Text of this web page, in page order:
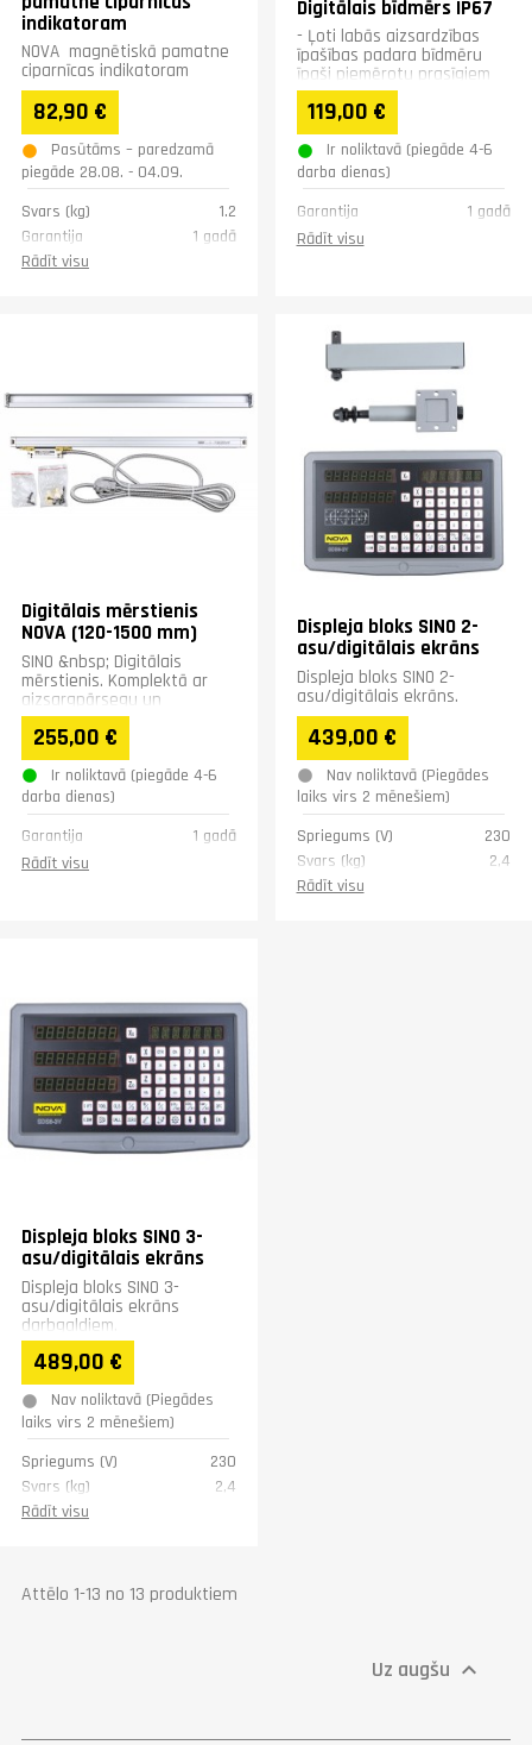
indikatoram
NOVA magnētiskā pamatne
ciparnīcas indikatoram
82,90 €
Pasūtāms – paredzamā
piegāde 28.08. - 04.09.
Svars (kg)
1.2
Garantija
1 gadā
Rādīt visu
Digitālais bīdmērs IP67
- Ļoti labās aizsardzības
īpašības padara bīdmēru
īpaši piemērotu prasīgiem
darba apstākļiem. Bīdmērs ir
putekļu &nbsp;...
119,00 €
Ir noliktavā (piegāde 4-6
darba dienas)
Garantija
1 gadā
Rādīt visu
Digitālais mērstienis
NOVA (120-1500 mm)
SINO &nbsp; Digitālais
mērstienis. Komplektā ar
aizsargpārsegu un
nepieciešamajiem
uzstādīšanas piederumiem.
3 metru kabelis...
255,00 €
Ir noliktavā (piegāde 4-6
darba dienas)
Garantija
1 gadā
Rādīt visu
Displeja bloks SINO 2-
asu/digitālais ekrāns
Displeja bloks SINO 2-
asu/digitālais ekrāns.
439,00 €
Nav noliktavā (Piegādes
laiks virs 2 mēnešiem)
Spriegums (V)
230
Svars (kg)
2,4
Garantija
Rādīt visu
Displeja bloks SINO 3-
asu/digitālais ekrāns
Displeja bloks SINO 3-
asu/digitālais ekrāns
darbgaldiem.
489,00 €
Nav noliktavā (Piegādes
laiks virs 2 mēnešiem)
Spriegums (V)
230
Svars (kg)
2,4
Garantija
Rādīt visu
Attēlo 1-13 no 13 produktiem
Uz augšu 